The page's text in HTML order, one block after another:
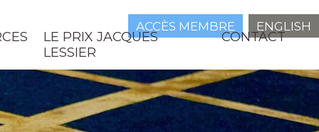
ACCÈS MEMBRE ENGLISH
LE PRIX JACQUES
LESSIER
CONTACT